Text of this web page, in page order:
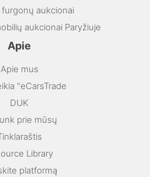
aukcionai
aukcionai Paryžiuje
Apie
Apie mus
"eCarsTrade
DUK
prie mūsų
Library
platformą